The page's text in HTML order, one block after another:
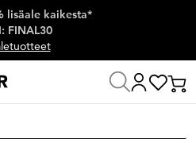
lisäale kaikesta*
FINAL30